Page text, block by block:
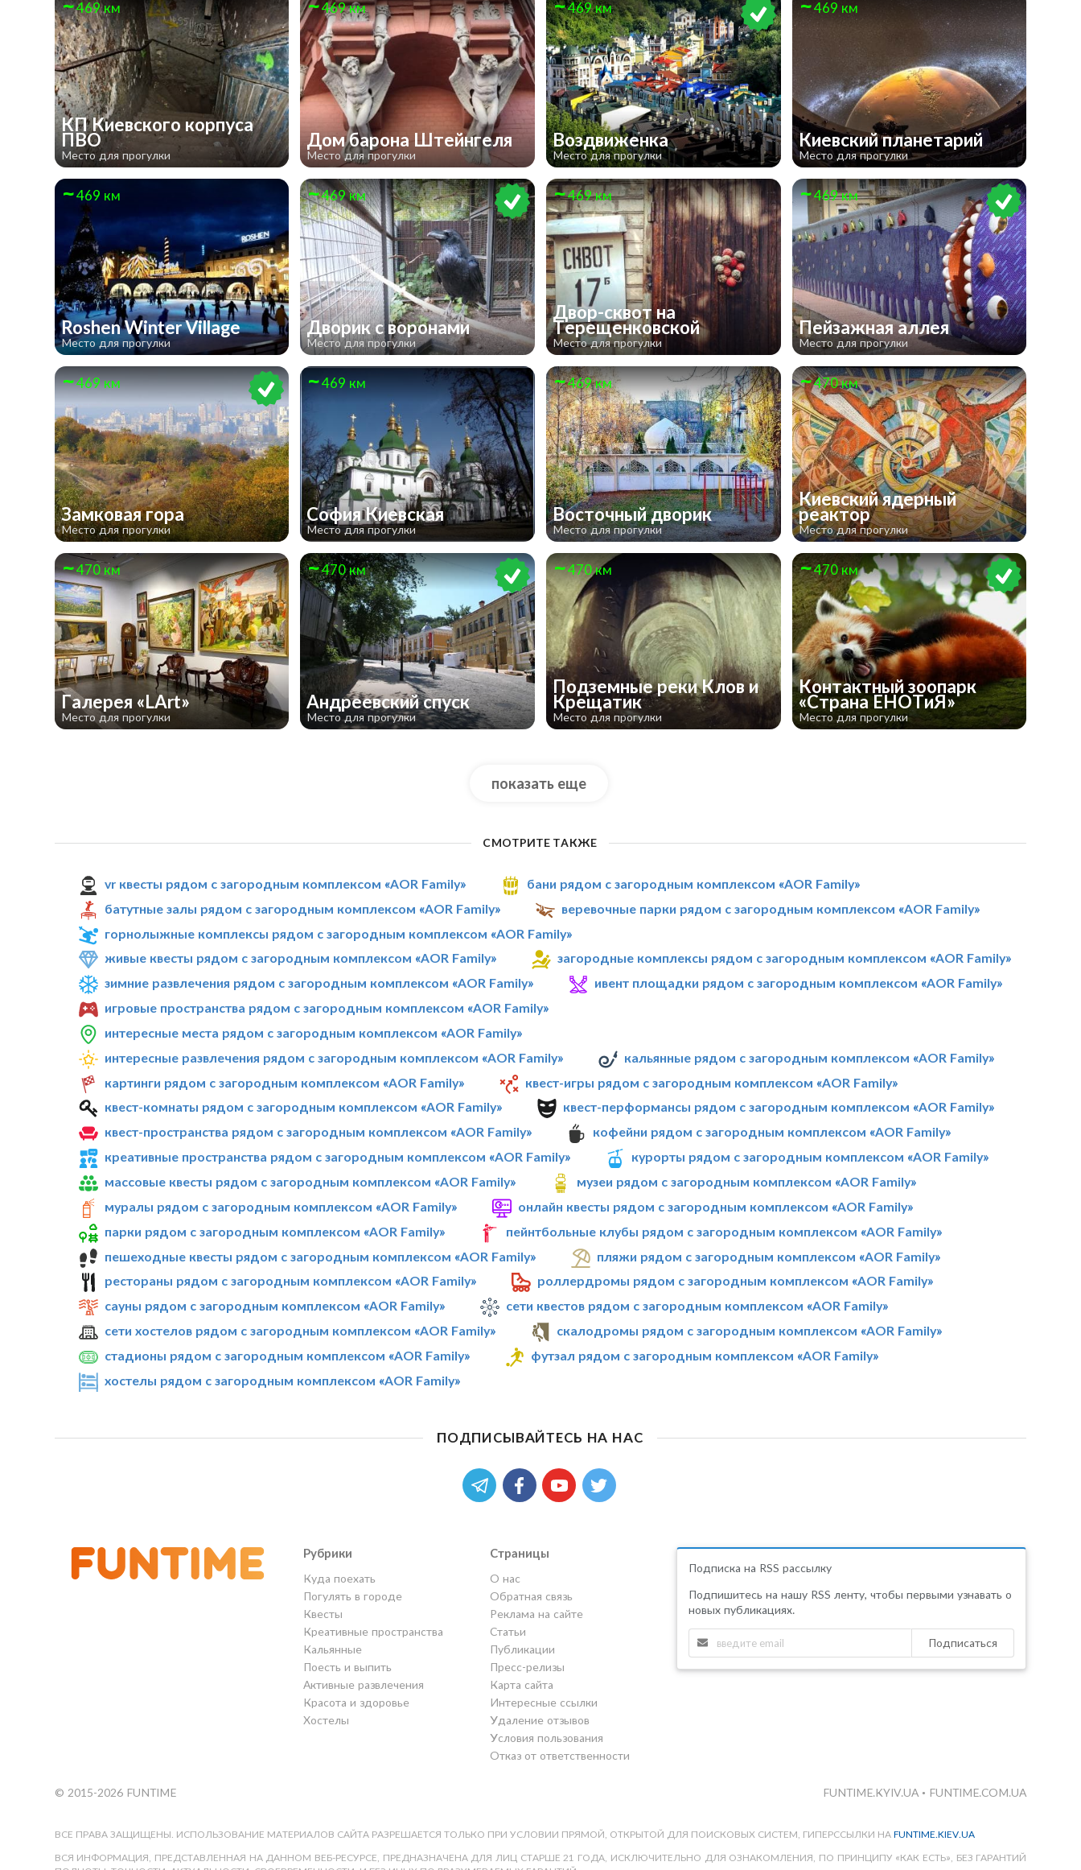
469 км
КП Киевского корпуса
ПВО
Место для прогулки
469 км
Дом барона Штейнгеля
Место для прогулки
469 км
Воздвиженка
Место для прогулки
469 км
Киевский планетарий
Место для прогулки
469 км
Roshen Winter Village
Место для прогулки
469 км
Дворик с воронами
Место для прогулки
469 км
Двор-сквот на
Терещенковской
Место для прогулки
469 км
Пейзажная аллея
Место для прогулки
469 км
Замковая гора
Место для прогулки
469 км
София Киевская
Место для прогулки
469 км
Восточный дворик
Место для прогулки
470 км
Киевский ядерный
реактор
Место для прогулки
470 км
Галерея «LArt»
Место для прогулки
470 км
Андреевский спуск
Место для прогулки
470 км
Подземные реки Клов и
Крещатик
Место для прогулки
470 км
Контактный зоопарк
«Страна ЕНОТиЯ»
Место для прогулки
показать еще
СМОТРИТЕ ТАКЖЕ
vr квесты рядом с загородным комплексом «AOR Family»
бани рядом с загородным комплексом «AOR Family»
батутные залы рядом с загородным комплексом «AOR Family»
веревочные парки рядом с загородным комплексом «AOR Family»
горнолыжные комплексы рядом с загородным комплексом «AOR Family»
живые квесты рядом с загородным комплексом «AOR Family»
загородные комплексы рядом с загородным комплексом «AOR Family»
зимние развлечения рядом с загородным комплексом «AOR Family»
ивент площадки рядом с загородным комплексом «AOR Family»
игровые пространства рядом с загородным комплексом «AOR Family»
интересные места рядом с загородным комплексом «AOR Family»
интересные развлечения рядом с загородным комплексом «AOR Family»
кальянные рядом с загородным комплексом «AOR Family»
картинги рядом с загородным комплексом «AOR Family»
квест-игры рядом с загородным комплексом «AOR Family»
квест-комнаты рядом с загородным комплексом «AOR Family»
квест-перформансы рядом с загородным комплексом «AOR Family»
квест-пространства рядом с загородным комплексом «AOR Family»
кофейни рядом с загородным комплексом «AOR Family»
креативные пространства рядом с загородным комплексом «AOR Family»
курорты рядом с загородным комплексом «AOR Family»
массовые квесты рядом с загородным комплексом «AOR Family»
музеи рядом с загородным комплексом «AOR Family»
муралы рядом с загородным комплексом «AOR Family»
онлайн квесты рядом с загородным комплексом «AOR Family»
парки рядом с загородным комплексом «AOR Family»
пейнтбольные клубы рядом с загородным комплексом «AOR Family»
пешеходные квесты рядом с загородным комплексом «AOR Family»
пляжи рядом с загородным комплексом «AOR Family»
рестораны рядом с загородным комплексом «AOR Family»
роллердромы рядом с загородным комплексом «AOR Family»
сауны рядом с загородным комплексом «AOR Family»
сети квестов рядом с загородным комплексом «AOR Family»
сети хостелов рядом с загородным комплексом «AOR Family»
скалодромы рядом с загородным комплексом «AOR Family»
стадионы рядом с загородным комплексом «AOR Family»
футзал рядом с загородным комплексом «AOR Family»
хостелы рядом с загородным комплексом «AOR Family»
ПОДПИСЫВАЙТЕСЬ НА НАС
Рубрики
Куда поехать
Погулять в городе
Квесты
Креативные пространства
Кальянные
Поесть и выпить
Активные развлечения
Красота и здоровье
Хостелы
Страницы
О нас
Обратная связь
Реклама на сайте
Статьи
Публикации
Пресс-релизы
Карта сайта
Интересные ссылки
Удаление отзывов
Условия пользования
Отказ от ответственности
Подписка на RSS рассылку
Подпишитесь на нашу RSS ленту, чтобы первыми узнавать о
новых публикациях.
Подписаться
© 2015-2026 FUNTIME FUNTIME.KYIV.UA • FUNTIME.COM.UA
ВСЕ ПРАВА ЗАЩИЩЕНЫ. ИСПОЛЬЗОВАНИЕ МАТЕРИАЛОВ САЙТА РАЗРЕШАЕТСЯ ТОЛЬКО ПРИ УСЛОВИИ ПРЯМОЙ, ОТКРЫТОЙ ДЛЯ ПОИСКОВЫХ СИСТЕМ, ГИПЕРССЫЛКИ НА FUNTIME.KIEV.UA
ВСЯ ИНФОРМАЦИЯ, ПРЕДСТАВЛЕННАЯ НА ДАННОМ ВЕБ-РЕСУРСЕ, ПРЕДНАЗНАЧЕНА ДЛЯ ЛИЦ СТАРШЕ 21 ГОДА, ИСКЛЮЧИТЕЛЬНО ДЛЯ ОЗНАКОМЛЕНИЯ, ПО ПРИНЦИПУ «КАК ЕСТЬ», БЕЗ ГАРАНТИЙ